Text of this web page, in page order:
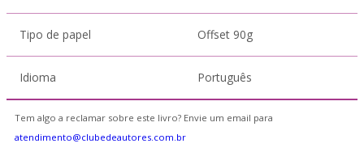
Tipo de papel Offset 90g
Idioma Português
Tem algo a reclamar sobre este livro? Envie um email para
atendimento@clubedeautores.com.br